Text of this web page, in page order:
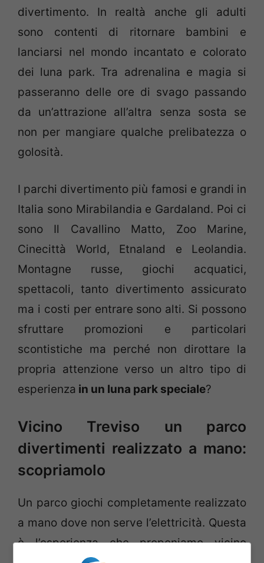
divertimento. In realtà anche gli adulti
sono contenti di ritornare bambini e
lanciarsi nel mondo incantato e colorato
dei luna park. Tra adrenalina e magia si
passeranno delle ore di svago passando
da un’attrazione all’altra senza sosta se
non per mangiare qualche prelibatezza o
golosità.
I parchi divertimento più famosi e grandi in
Italia sono Mirabilandia e Gardaland. Poi ci
sono Il Cavallino Matto, Zoo Marine,
Cinecittà World, Etnaland e Leolandia.
Montagne russe, giochi acquatici,
spettacoli, tanto divertimento assicurato
ma i costi per entrare sono alti. Si possono
sfruttare promozioni e particolari
scontistiche ma perché non dirottare la
propria attenzione verso un altro tipo di
esperienza in un luna park speciale?
Vicino Treviso un parco
divertimenti realizzato a mano:
scopriamolo
Un parco giochi completamente realizzato
a mano dove non serve l’elettricità. Questa
è l’esperienza che proponiamo vicino